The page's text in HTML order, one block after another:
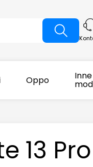
Oppo Inne
13